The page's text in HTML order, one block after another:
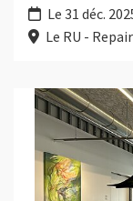
Le 31 déc.
Le RU -
Plus